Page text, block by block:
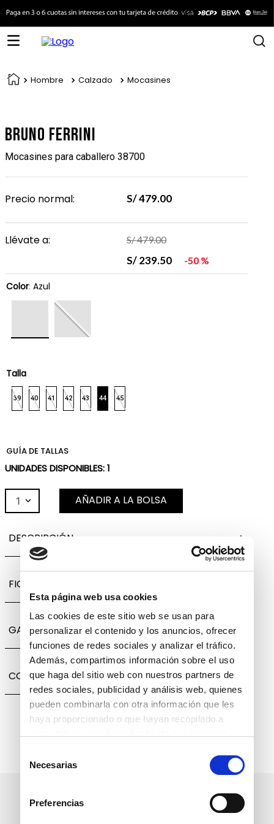
Esta página web usa cookies
Las cookies de este sitio web se usan para
personalizar el contenido y los anuncios, ofrecer
funciones de redes sociales y analizar el tráfico.
Además, compartimos información sobre el uso
que haga del sitio web con nuestros partners de
redes sociales, publicidad y análisis web, quienes
pueden combinarla con otra información que les
haya proporcionado o que hayan recopilado a
deNecesarias
Preferencias
Hombre Calzado Mocasines
Bruno Ferrini
Mocasines para caballero 38700
Precio normal: S/479.00
Llévate a: S/479.00
S/ 239.50 50 %
Color: Azul
Talla
39 40 41 42 43 44 45
GUÍA DE TALLAS
UNIDADES DISPONIBLES:1
1 AÑADIR A LA BOLSA
DESCRIPCIÓN
FICHA TÉCNICA
GARANTÍA, CAMBIOS Y DEVOLUCIONES
COMPARTIR
Suscríbete a nuestro boletín